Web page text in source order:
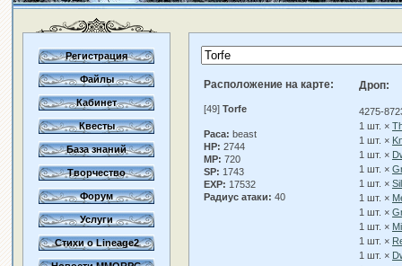
Регистрация
Файлы
Кабинет
Квесты
База знаний
Творчество
Форум
Услуги
Стихи о Lineage2
Расположение на карте:
[49] Torfe
Раса: beast
HP: 2744
MP: 720
SP: 1743
EXP: 17532
Радиус атаки: 40
Дроп:
4275-
1 шт. ×
1 шт. ×
1 шт. ×
1 шт. ×
1 шт. ×
1 шт. ×
1 шт. ×
1 шт. ×
1 шт. ×
1 шт. ×